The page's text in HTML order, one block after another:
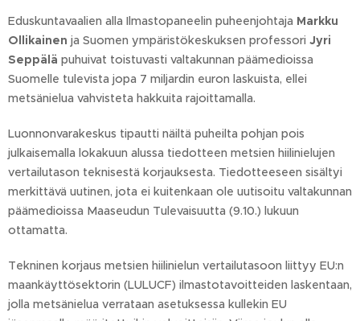
Eduskuntavaalien alla Ilmastopaneelin puheenjohtaja Markku
Ollikainen ja Suomen ympäristökeskuksen professori Jyri
Seppälä puhuivat toistuvasti valtakunnan päämedioissa
Suomelle tulevista jopa 7 miljardin euron laskuista, ellei
metsänielua vahvisteta hakkuita rajoittamalla.
Luonnonvarakeskus tipautti näiltä puheilta pohjan pois
julkaisemalla lokakuun alussa tiedotteen metsien hiilinielujen
vertailutason teknisestä korjauksesta. Tiedotteeseen sisältyi
merkittävä uutinen, jota ei kuitenkaan ole uutisoitu valtakunnan
päämedioissa Maaseudun Tulevaisuutta (9.10.) lukuun
ottamatta.
Tekninen korjaus metsien hiilinielun vertailutasoon liittyy EU:n
maankäyttösektorin (LULUCF) ilmastotavoitteiden laskentaan,
jolla metsänielua verrataan asetuksessa kullekin EU